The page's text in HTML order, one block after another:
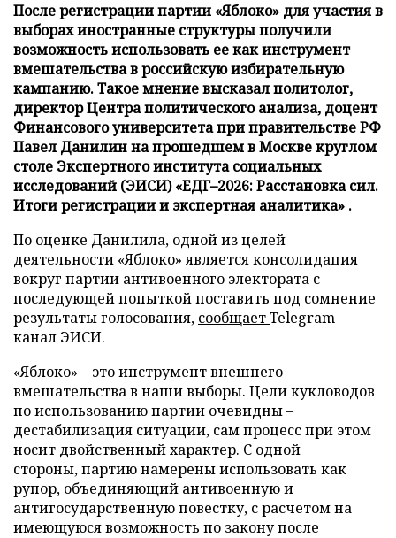
После регистрации партии «Яблоко» для участия в
выборах иностранные структуры получили
возможность использовать ее как инструмент
вмешательства в российскую избирательную
кампанию. Такое мнение высказал политолог,
директор Центра политического анализа, доцент
Финансового университета при правительстве РФ
Павел Данилин на прошедшем в Москве круглом
столе Экспертного института социальных
исследований (ЭИСИ) «ЕДГ–2026: Расстановка сил.
Итоги регистрации и экспертная аналитика» .
По оценке Данилила, одной из целей
деятельности «Яблоко» является консолидация
вокруг партии антивоенного электората с
последующей попыткой поставить под сомнение
результаты голосования, сообщаетTelegram-
канал ЭИСИ.
«Яблоко» – это инструмент внешнего
вмешательства в наши выборы. Цели кукловодов
по использованию партии очевидны –
дестабилизация ситуации, сам процесс при этом
носит двойственный характер. С одной
стороны, партию намерены использовать как
рупор, объединяющий антивоенную и
антигосударственную повестку, с расчетом на
имеющуюся возможность по закону после